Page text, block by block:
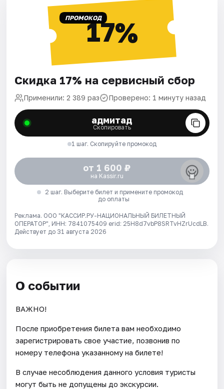
ПРОМОКОД17%
Скидка 17% на сервисный сбор
Применили: 2 389 раз Проверено: 1 минуту назад
адмитад
Скопировать
1 шаг. Скопируйте промокод
от 1 600 ₽
на Kassir.ru
2 шаг. Выберите билет и примените промокод
до оплаты
Реклама. ООО "КАССИР.РУ-НАЦИОНАЛЬНЫЙ БИЛЕТНЫЙ
ОПЕРАТОР", ИНН: 7841075409 erid: 25H8d7vbP8SRTvHZrUcdLB.
Действует до 31 августа 2026
О событии
ВАЖНО!
После приобретения билета вам необходимо
зарегистрировать свое участие, позвонив по
номеру телефона указанному на билете!
В случае несоблюдения данного условия туристы
могут быть не допущены до экскурсии.